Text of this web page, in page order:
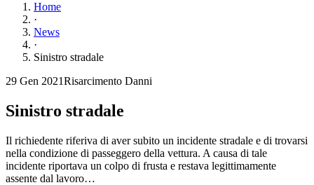
Home
·
News
·
Sinistro stradale
29 Gen 2021Risarcimento Danni
Sinistro stradale
Il richiedente riferiva di aver subito un incidente stradale e di trovarsi
nella condizione di passeggero della vettura. A causa di tale
incidente riportava un colpo di frusta e restava legittimamente
assente dal lavoro…